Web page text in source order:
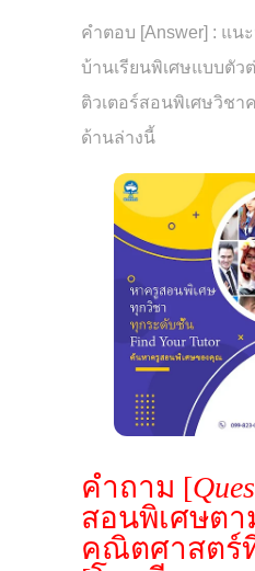
คำตอบ [Answer] : แน
บ้านเรียนพิเศษแบบตัว
ติวเตอร์สอนพิเศษวิช
ด้านล่างนี้
คำถาม [
สอนพิเศษต
คณิตศาสตร์